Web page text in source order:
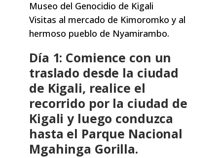
Museo del Genocidio de Kigali
Visitas al mercado de Kimoromko y al
hermoso pueblo de Nyamirambo.
Día 1: Comience con un
traslado desde la ciudad
de Kigali, realice el
recorrido por la ciudad de
Kigali y luego conduzca
hasta el Parque Nacional
Mgahinga Gorilla.